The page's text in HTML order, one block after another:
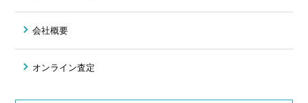
会社概要
オンライン査定